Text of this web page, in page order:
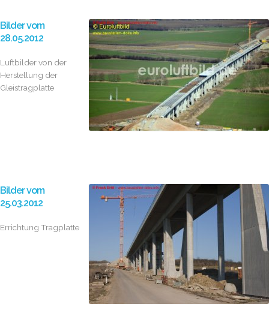
Bilder vom
28.05.2012
Luftbilder von der
Herstellung der
Gleistragplatte
Bilder vom
25.03.2012
Errichtung Tragplatte